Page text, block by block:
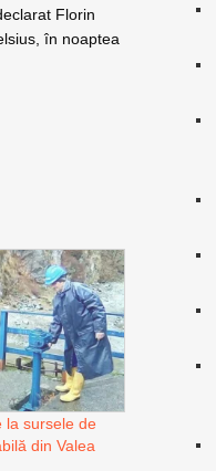
Florin
în noaptea
la sursele de
din Valea